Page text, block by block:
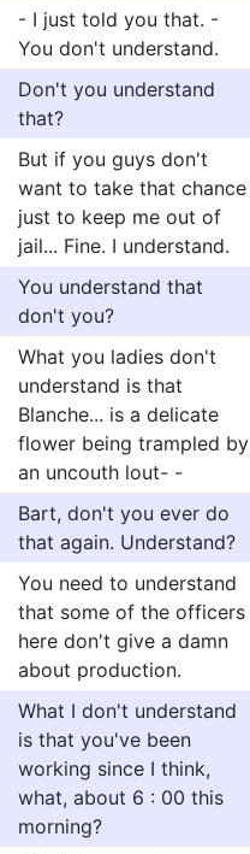
- I just told you that. -
You don't understand.
Don't you understand
that?
But if you guys don't
want to take that chance
just to keep me out of
jail... Fine. I understand.
You understand that
don't you?
What you ladies don't
understand is that
Blanche... is a delicate
flower being trampled by
an uncouth lout- -
Bart, don't you ever do
that again. Understand?
You need to understand
that some of the officers
here don't give a damn
about production.
What I don't understand
is that you've been
working since I think,
what, about 6 : 00 this
morning?